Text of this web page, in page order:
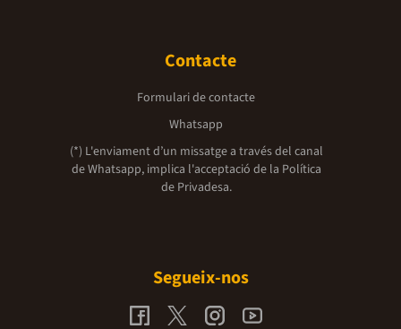
Contacte
Formulari de contacte
Whatsapp
(*) L'enviament d’un missatge a través del canal
de Whatsapp, implica l'acceptació de la Política
de Privadesa.
Segueix-nos